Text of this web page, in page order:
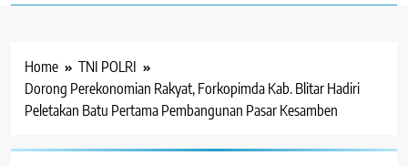
Home
TNI POLRI
Dorong Perekonomian Rakyat, Forkopimda Kab. Blitar Hadiri
Peletakan Batu Pertama Pembangunan Pasar Kesamben